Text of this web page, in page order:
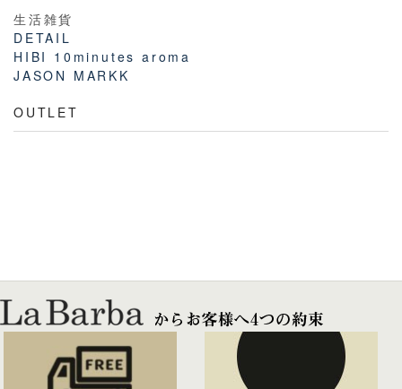
生活雑貨
DETAIL
HIBI 10minutes aroma
JASON MARKK
OUTLET